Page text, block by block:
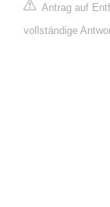
Antrag auf
vollständige